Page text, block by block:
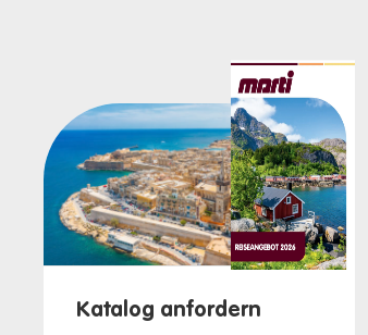
Katalog anfordern